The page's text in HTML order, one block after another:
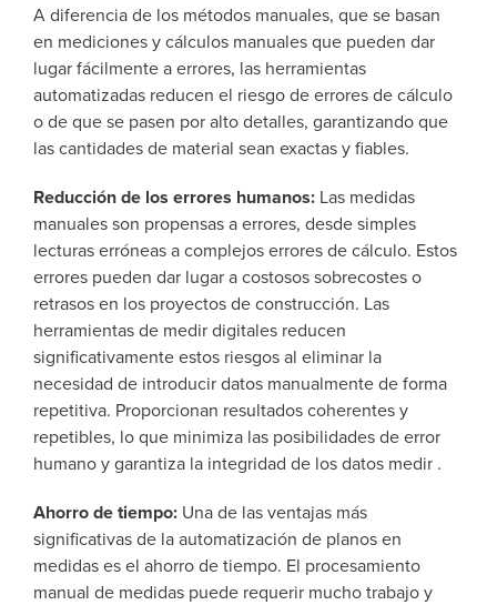
A diferencia de los métodos manuales, que se basan
en mediciones y cálculos manuales que pueden dar
lugar fácilmente a errores, las herramientas
automatizadas reducen el riesgo de errores de cálculo
o de que se pasen por alto detalles, garantizando que
las cantidades de material sean exactas y fiables.
Reducción de los errores humanos: Las medidas
manuales son propensas a errores, desde simples
lecturas erróneas a complejos errores de cálculo. Estos
errores pueden dar lugar a costosos sobrecostes o
retrasos en los proyectos de construcción. Las
herramientas de medir digitales reducen
significativamente estos riesgos al eliminar la
necesidad de introducir datos manualmente de forma
repetitiva. Proporcionan resultados coherentes y
repetibles, lo que minimiza las posibilidades de error
humano y garantiza la integridad de los datos medir .
Ahorro de tiempo: Una de las ventajas más
significativas de la automatización de planos en
medidas es el ahorro de tiempo. El procesamiento
manual de medidas puede requerir mucho trabajo y